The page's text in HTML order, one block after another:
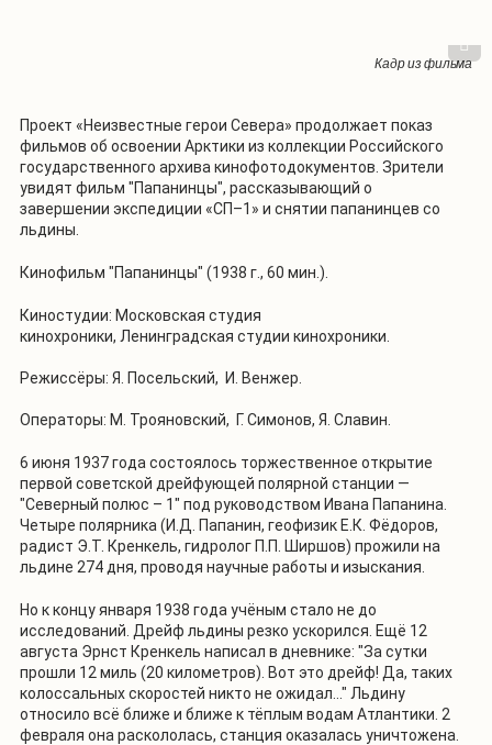
Кадр из фильма
Кадр из фильма
Кадр из фильма
Кадр из фильма
Проект «Неизвестные герои Севера» продолжает показ
фильмов об освоении Арктики из коллекции Российского
государственного архива кинофотодокументов. Зрители
увидят фильм "Папанинцы", рассказывающий о
завершении экспедиции «СП–1» и снятии папанинцев со
льдины.
Кинофильм "Папанинцы" (1938 г., 60 мин.).
Киностудии: Московская студия
кинохроники, Ленинградская студии кинохроники.
Режиссёры: Я. Посельский, И. Венжер.
Операторы: М. Трояновский, Г. Симонов, Я. Славин.
6 июня 1937 года состоялось торжественное открытие
первой советской дрейфующей полярной станции —
"Северный полюс – 1" под руководством Ивана Папанина.
Четыре полярника (И.Д. Папанин, геофизик Е.К. Фёдоров,
радист Э.Т. Кренкель, гидролог П.П. Ширшов) прожили на
льдине 274 дня, проводя научные работы и изыскания.
Но к концу января 1938 года учёным стало не до
исследований. Дрейф льдины резко ускорился. Ещё 12
августа Эрнст Кренкель написал в дневнике: "За сутки
прошли 12 миль (20 километров). Вот это дрейф! Да, таких
колоссальных скоростей никто не ожидал..." Льдину
относило всё ближе и ближе к тёплым водам Атлантики. 2
февраля она раскололась, станция оказалась уничтожена.